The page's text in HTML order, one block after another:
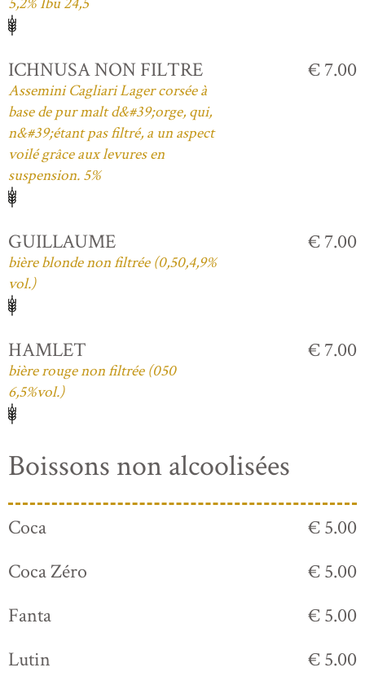
ICHNUSA NON FILTRE
Assemini Cagliari Lager corsée à
base de pur malt d&#39;orge, qui,
n&#39;étant pas filtré, a un aspect
voilé grâce aux levures en
suspension. 5%
€ 7.00
GUILLAUME
bière blonde non filtrée (0,50,4,9%
vol.)
€ 7.00
HAMLET
bière rouge non filtrée (050
6,5%vol.)
€ 7.00
Boissons non alcoolisées
Coca
€ 5.00
Coca Zéro
€ 5.00
Fanta
€ 5.00
Lutin
€ 5.00